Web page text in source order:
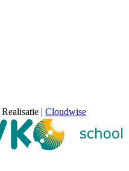
Realisatie | Cloudwise